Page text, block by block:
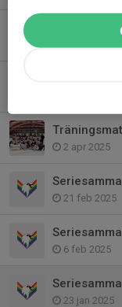
Jokkmokk
2 apr 2025
21 feb 2025
6 feb 2025
23 jan 2025